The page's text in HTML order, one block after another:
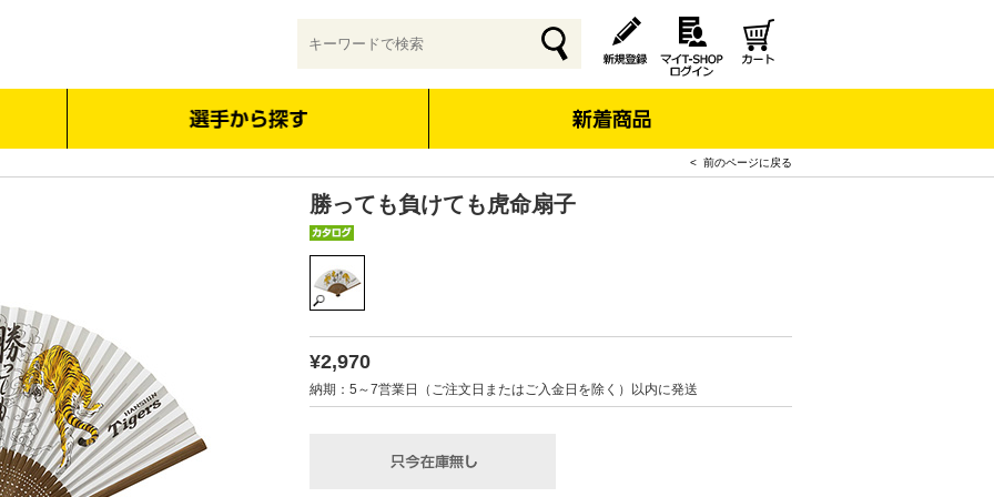
< 前のページに戻る
勝っても負けても虎命扇子
¥2,970
納期：5～7営業日（ご注文日またはご入金日を除く）以内に発送